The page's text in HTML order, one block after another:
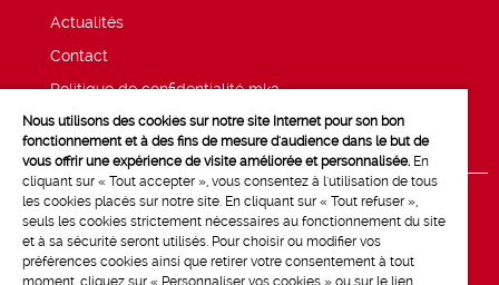
Actualités
Contact
Politique de confidentialité mk2
Mentions légales
Nous utilisons des cookies sur notre site Internet pour son bon
fonctionnement et à des fins de mesure d'audience dans le but de
vous offrir une expérience de visite améliorée et personnalisée. En
cliquant sur « Tout accepter », vous consentez à l'utilisation de tous
les cookies placés sur notre site. En cliquant sur « Tout refuser »,
seuls les cookies strictement nécessaires au fonctionnement du site
et à sa sécurité seront utilisés. Pour choisir ou modifier vos
préférences cookies ainsi que retirer votre consentement à tout
moment, cliquez sur « Personnaliser vos cookies » ou sur le lien